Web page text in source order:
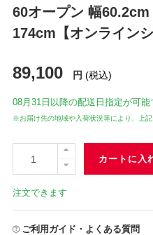
60オープン 幅
174cm【オンライン
89,100 円 (税込)
08月31日 以降の配送日指定が可能
※お届け先の地域や入荷状況等により、上
カートに入
注文できます
ご利用ガイド・よくある質問